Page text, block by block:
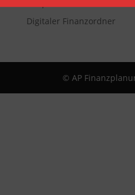
Digitaler Finanzordner
© AP